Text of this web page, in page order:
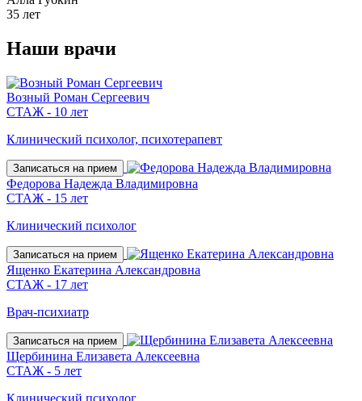
35 лет
Наши врачи
Возный Роман Сергеевич
СТАЖ - 10 лет
Клинический психолог, психотерапевт
Записаться на прием
Федорова Надежда Владимировна
СТАЖ - 15 лет
Клинический психолог
Записаться на прием
Ященко Екатерина Александровна
СТАЖ - 17 лет
Врач-психиатр
Записаться на прием
Щербинина Елизавета Алексеевна
СТАЖ - 5 лет